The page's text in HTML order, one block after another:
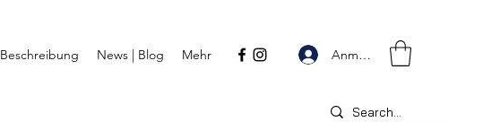
Beschreibung News | Blog Mehr Anmelden